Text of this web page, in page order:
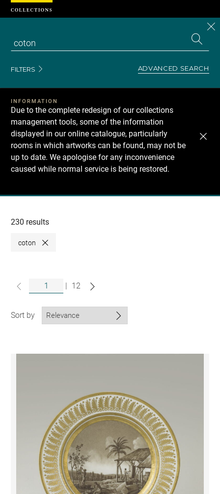
FILTERS ADVANCED SEARCH
INFORMATION
Due to the complete redesign of our collections
management tools, some of the information
displayed in our online catalogue, particularly
rooms in which artworks can be found, may not be
up to date. We apologise for any inconvenience
caused while normal service is being restored.
Recherche
collections
230 results
coton Close
12
Sort by
Cookies management panel